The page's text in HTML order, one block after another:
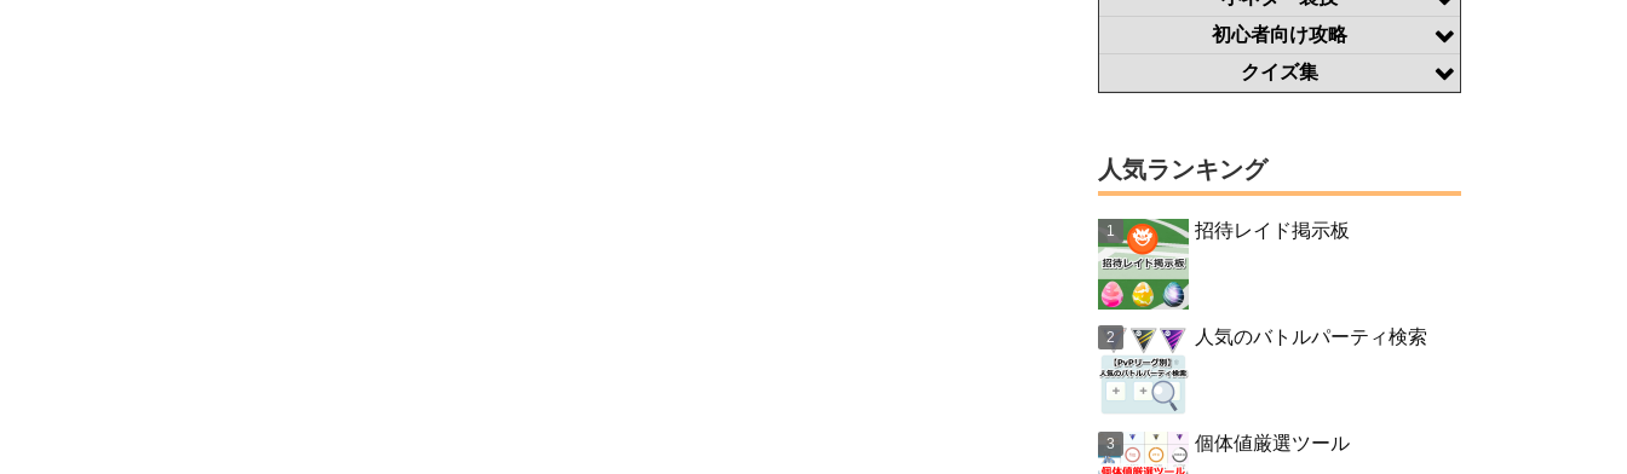
初心者向け攻略
クイズ集
人気ランキング
招待レイド掲示板
人気のバトルパーティ検索
個体値厳選ツール